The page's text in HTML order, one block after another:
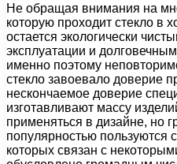
Не обращая внимания на
которую проходит стекло в
остается экологически
эксплуатации и
именно поэтому
стекло завоевало доверие
нескончаемое доверие
изготавливают массу
применяться в дизайне, но
популярностью пользуются
которых связан с